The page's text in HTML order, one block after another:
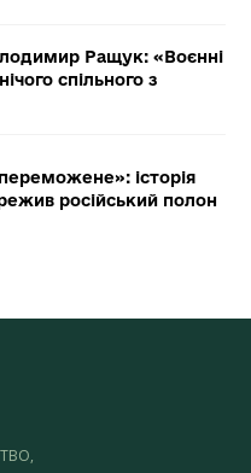
Ращук: «Воєнні
спільного з
історія
російський полон